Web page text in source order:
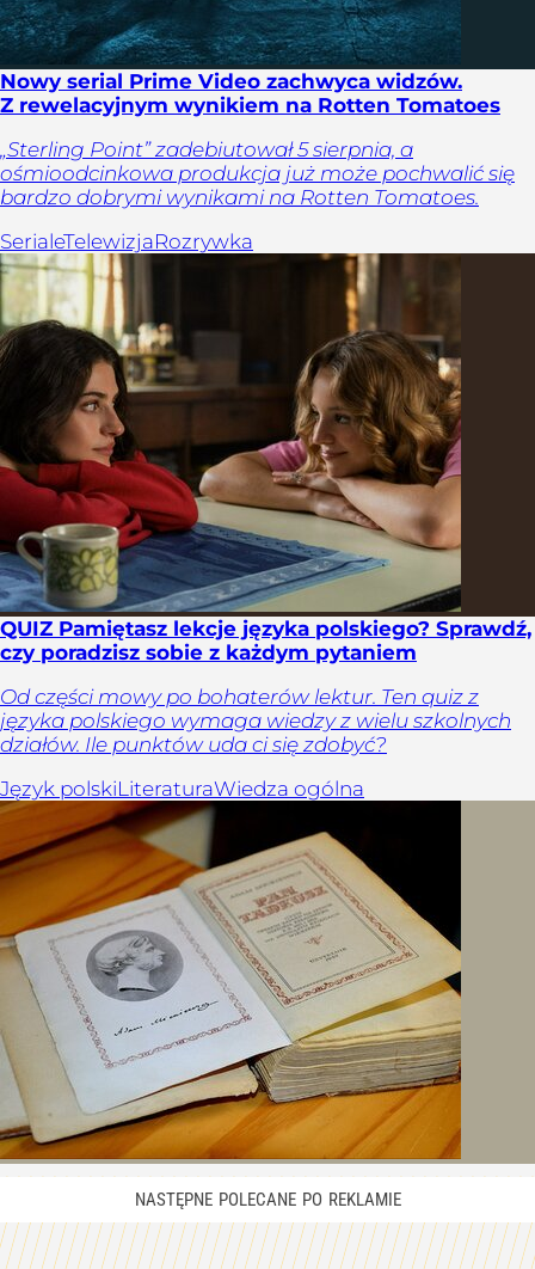
Nowy serial Prime Video zachwyca widzów.
Z rewelacyjnym wynikiem na Rotten Tomatoes
„Sterling Point” zadebiutował 5 sierpnia, a
ośmioodcinkowa produkcja już może pochwalić się
bardzo dobrymi wynikami na Rotten Tomatoes.
SerialeTelewizjaRozrywka
QUIZ Pamiętasz lekcje języka polskiego? Sprawdź,
czy poradzisz sobie z każdym pytaniem
Od części mowy po bohaterów lektur. Ten quiz z
języka polskiego wymaga wiedzy z wielu szkolnych
działów. Ile punktów uda ci się zdobyć?
Język polskiLiteraturaWiedza ogólna